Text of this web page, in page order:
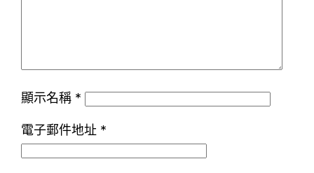
顯示名稱 *
電子郵件地址 *